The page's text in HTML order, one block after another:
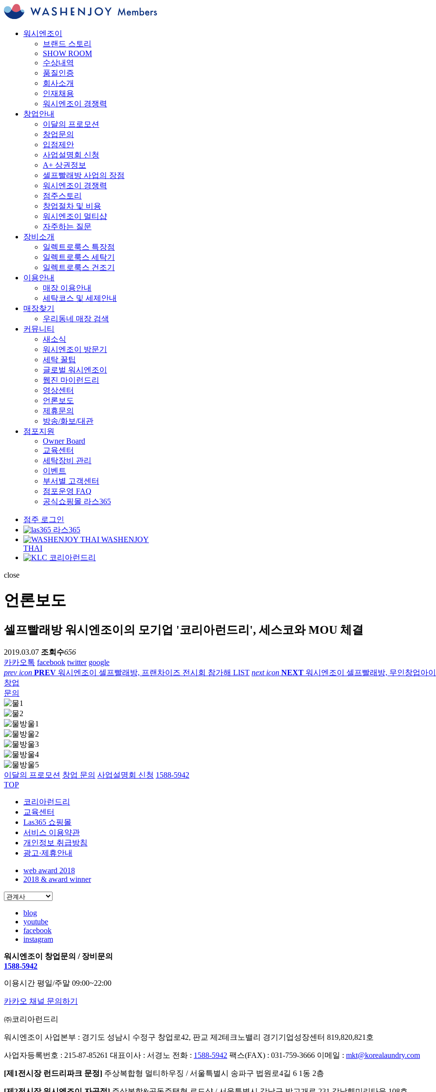
워시엔조이
브랜드 스토리
SHOW ROOM
수상내역
품질인증
회사소개
인재채용
워시엔조이 경쟁력
창업안내
이달의 프로모션
창업문의
입점제안
사업설명회 신청
A+ 상권정보
셀프빨래방 사업의 장점
워시엔조이 경쟁력
점주스토리
창업절차 및 비용
워시엔조이 멀티샵
자주하는 질문
장비소개
일렉트로룩스 특장점
일렉트로룩스 세탁기
일렉트로룩스 건조기
이용안내
매장 이용안내
세탁코스 및 세제안내
매장찾기
우리동네 매장 검색
커뮤니티
새소식
워시엔조이 방문기
세탁 꿀팁
글로벌 워시엔조이
웹진 마이런드리
영상센터
언론보도
제휴문의
방송/화보/대관
점포지원
Owner Board
교육센터
세탁장비 관리
이벤트
부서별 고객센터
점포운영 FAQ
공식쇼핑몰 라스365
점주 로그인
라스365
WASHENJOY
THAI
코리아런드리
close
언론보도
셀프빨래방 워시엔조이의 모기업 '코리아런드리', 세스코와 MOU 체결
2019.03.07 조회수656
카카오톡 facebook twitter google
prev icon PREV 워시엔조이 셀프빨래방, 프랜차이즈 전시회 참가해 LIST next icon NEXT 워시엔조이 셀프빨래방, 무인창업아
창업
문의
이달의 프로모션 창업 문의 사업설명회 신청 1588-5942
TOP
코리아런드리
교육센터
Las365 쇼핑몰
서비스 이용약관
개인정보 취급방침
광고·제휴안내
web award 2018
2018 & award winner
blog
youtube
facebook
instagram
워시엔조이 창업문의 / 장비문의
1588-5942
이용시간 평일/주말 09:00~22:00
카카오 채널 문의하기
㈜코리아런드리
워시엔조이 사업본부 : 경기도 성남시 수정구 창업로42, 판교 제2테크노밸리 경기기업성장센터 819,820,821호
사업자등록번호 : 215-87-85261 대표이사 : 서경노 전화 : 1588-5942 팩스(FAX) : 031-759-3666 이메일 : mkt@korealaundry.com
[제1전시장 런드리파크 문정] 주상복합형 멀티하우징 / 서울특별시 송파구 법원로4길 6 1동 2층